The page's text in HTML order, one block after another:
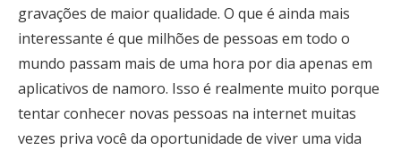
gravações de maior qualidade. O que é ainda mais
interessante é que milhões de pessoas em todo o
mundo passam mais de uma hora por dia apenas em
aplicativos de namoro. Isso é realmente muito porque
tentar conhecer novas pessoas na internet muitas
vezes priva você da oportunidade de viver uma vida